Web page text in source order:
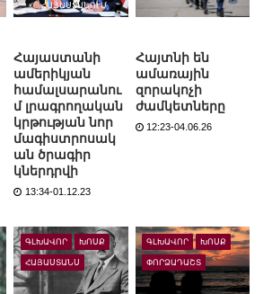
ՀԱՅԱՍՏԱՆՈՒՄ
Հայաստանի
ամերիկյան
համալսարանու
մ լրագրողական
կրթության նոր
մագիստրոսակ
ան ծրագիր
կներդրվի
13:34-01.12.23
Հայտնի են
ամառային
զորակոչի
ժամկետները
12:23-04.06.26
ԳԼԽԱՎՈՐ ԽՈՍՔ
ՀԱՅԱՍՏԱՆՍ
ԳԼԽԱՎՈՐ ԽՈՍՔ
ՓՈՐՁԱԴԱՇՏ